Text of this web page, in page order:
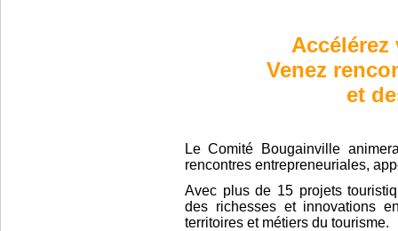
Venez
et
Le Comité Bougainville
rencontres entrepreneuriales,
Avec plus de 15 projets
des richesses et innovations
territoires et métiers du tourisme.